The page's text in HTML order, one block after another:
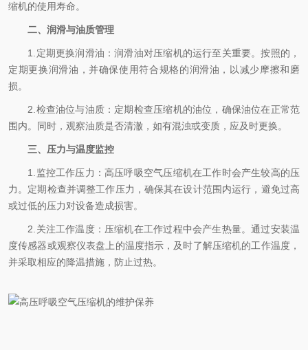
缩机的使用寿命。
二、润滑与油质管理
1.定期更换润滑油：润滑油对压缩机的运行至关重要。按照的，
定期更换润滑油，并确保使用符合规格的润滑油，以减少摩擦和磨
损。
2.检查油位与油质：定期检查压缩机的油位，确保油位在正常范
围内。同时，观察油质是否清澈，如有混浊或变质，应及时更换。
三、压力与温度监控
1.监控工作压力：高压呼吸空气压缩机在工作时会产生较高的压
力。定期检查并调整工作压力，确保其在设计范围内运行，避免过高
或过低的压力对设备造成损害。
2.关注工作温度：压缩机在工作过程中会产生热量。通过安装温
度传感器或观察仪表盘上的温度指示，及时了解压缩机的工作温度，
并采取相应的降温措施，防止过热。